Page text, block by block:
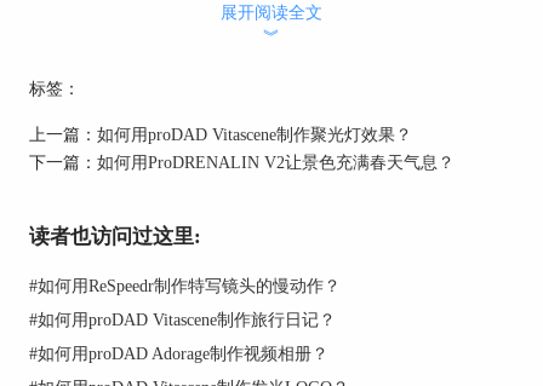
在添加滤镜后还可以调整其效果，就拿这个滤镜来
说，添加之后还可以调节具体的参数，包括颜色调
亮度等，调节后滤镜的效果也会发生相应的变化。
展开阅读全文
︾
标签：
上一篇： 如何用proDAD Vitascene制作聚光灯效果？
下一篇： 如何用ProDRENALIN V2让景色充满春天气息？
读者也访问过这里:
#如何用ReSpeedr制作特写镜头的慢动作？
#如何用proDAD Vitascene制作旅行日记？
#如何用proDAD Adorage制作视频相册？